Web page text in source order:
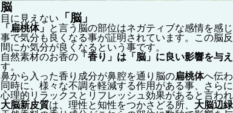
脳
目に見えない 「脳」
「扁桃体」 と言う脳の部位はネガティブな感情を感
事で気分も良くなる事が証明されています。
この脳
間にか気分が良くなるという事です。
自然素材のお香の 「香り」は「脳」に良い影響を与
す。
鼻から入った香り成分が鼻腔を通り脳の扁桃体へ伝
同時に、様々な不調を軽減する作用がある事、さら
心理的リラックスとリフレッシュ効果があると言われ
大脳新皮質は、理性と知性をつかさどる所、 大脳辺